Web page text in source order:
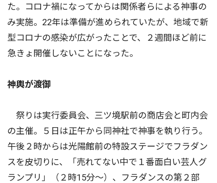
た。コロナ禍になってからは関係者らによる神事の
み実施。22年は準備が進められていたが、地域で新
型コロナの感染が広がったことで、２週間ほど前に
急きょ開催しないことになった。
神輿が渡御
祭りは実行委員会、三ツ境駅前の商店会と町内会
の主催。５日は正午から同神社で神事を執り行う。
午後２時からは光陽館前の特設ステージでフラダン
スを皮切りに、「売れてない中で１番面白い芸人グ
ランプリ」（２時15分〜）、フラダンスの第２部